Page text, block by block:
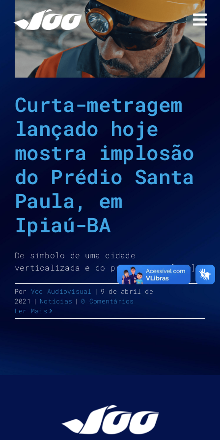
para
conteúdo
Curta-metragem
lançado hoje
mostra implosão
do Prédio Santa
Paula, em
Ipiaú-BA
De símbolo de uma cidade
verticalizada e do progresso à [...]
Por Voo Audiovisual | 9 de abril de
2021
| Notícias | 0 Comentários
Ler Mais